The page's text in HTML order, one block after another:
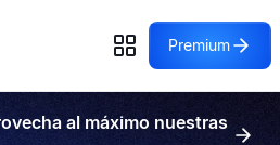
Premium
al máximo nuestras